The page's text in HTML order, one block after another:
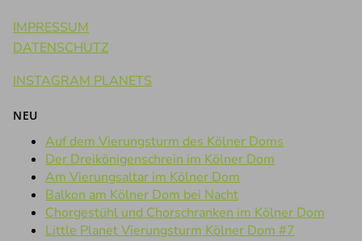
IMPRESSUM
DATENSCHUTZ
INSTAGRAM PLANETS
NEU
Auf dem Vierungsturm des Kölner Doms
Der Dreikönigenschrein im Kölner Dom
Am Vierungsaltar im Kölner Dom
Balkon am Kölner Dom bei Nacht
Chorgestühl und Chorschranken im Kölner Dom
Little Planet Vierungsturm Kölner Dom #7